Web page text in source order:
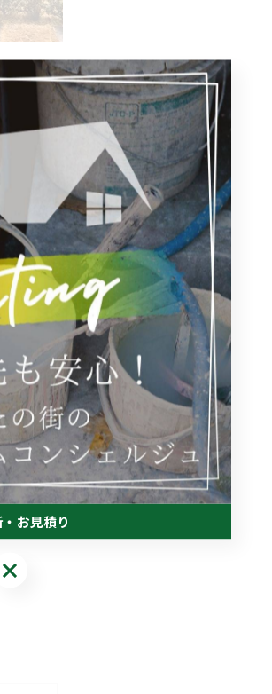
で行なっております。
・お見積り
お見積り